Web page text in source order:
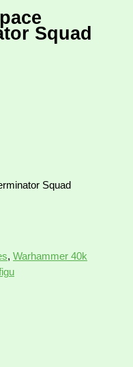
Squad
Squad
, Warhammer 40k